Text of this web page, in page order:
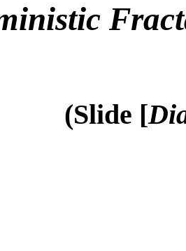
(Slide [